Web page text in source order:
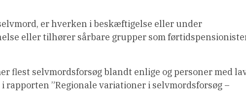
er hverken i beskæftigelse eller under
eller tilhører sårbare grupper som
flest selvmordsforsøg blandt enlige og personer med
”Regionale variationer i selvmordsforsøg –